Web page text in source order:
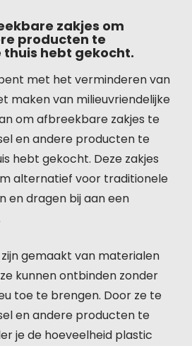
zakjes om
producten te
hebt gekocht.
met het verminderen van
maken van milieuvriendelijke
om afbreekbare zakjes te
en andere producten te
hebt gekocht. Deze zakjes
alternatief voor traditionele
en dragen bij aan een
gemaakt van materialen
kunnen ontbinden zonder
toe te brengen. Door ze te
en andere producten te
je de hoeveelheid plastic